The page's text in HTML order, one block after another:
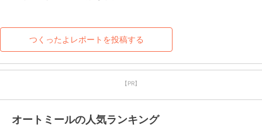
つくったよレポートを投稿する
【PR】
オートミールの人気ランキング